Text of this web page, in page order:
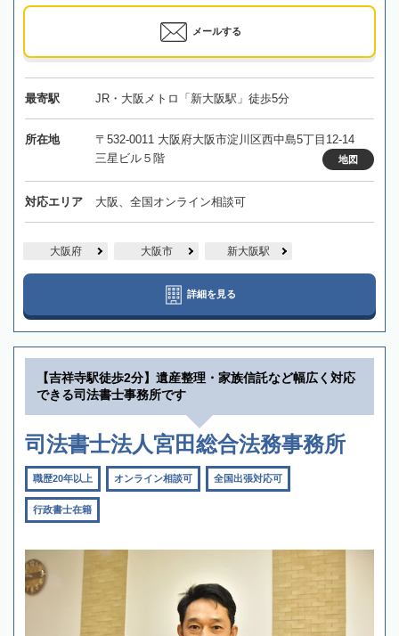
メールする
最寄駅 JR・大阪メトロ「新大阪駅」徒歩5分
所在地
〒532-0011 大阪府大阪市淀川区西中島5丁目12-14
三星ビル５階
地図
対応エリア 大阪、全国オンライン相談可
大阪府 大阪市 新大阪駅
詳細を見る
【吉祥寺駅徒歩2分】遺産整理・家族信託など幅広く対応
できる司法書士事務所です
司法書士法人宮田総合法務事務所
職歴20年以上 オンライン相談可 全国出張対応可
行政書士在籍